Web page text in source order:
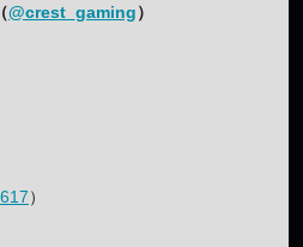
@crest_gaming）
）